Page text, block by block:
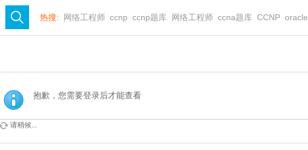
热搜: 网络工程师 ccnp ccnp题库 网络工程师 ccna题库 CCNP oracle
抱歉，您需要登录后才能查看
请稍候...